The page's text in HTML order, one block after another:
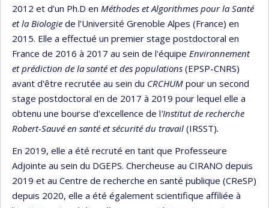
2012 et d’un Ph.D en Méthodes et Algorithmes pour la Santé
et la Biologie de l’Université Grenoble Alpes (France) en
2015. Elle a effectué un premier stage postdoctoral en
France de 2016 à 2017 au sein de l'équipe Environnement
et prédiction de la santé et des populations (EPSP-CNRS)
avant d'être recrutée au sein du CRCHUM pour un second
stage postdoctoral en de 2017 à 2019 pour lequel elle a
obtenu une bourse d'excellence de l'Institut de recherche
Robert-Sauvé en santé et sécurité du travail (IRSST).
En 2019, elle a été recruté en tant que Professeure
Adjointe au sein du DGEPS. Chercheuse au CIRANO depuis
2019 et au Centre de recherche en santé publique (CReSP)
depuis 2020, elle a été également scientifique affiliée à